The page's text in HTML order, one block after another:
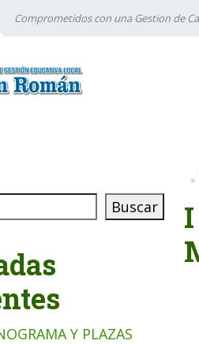
Comprometidos con una Gestion de
Buscar
Y PLAZAS